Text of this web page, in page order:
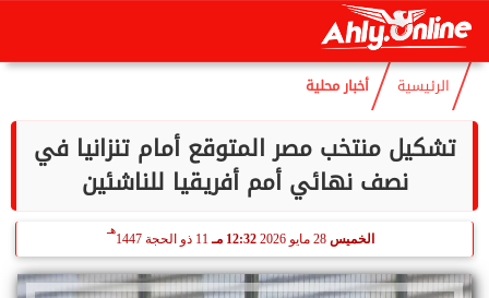
الجمعة
الرئيسية أخبار محلية
تشكيل منتخب مصر المتوقع أمام تنزانيا في
نصف نهائي أمم أفريقيا للناشئين
الخميس 28 مايو 2026 12:32 مـ 11 ذو الحجة 1447
هـ